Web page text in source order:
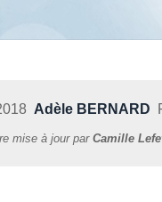
Adèle BERNARD
mise à jour par Camille